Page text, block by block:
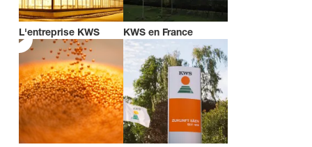
L'entreprise KWS KWS en France